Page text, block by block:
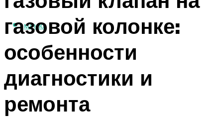
МЕНЮ
газовой колонке:
особенности
диагностики и
ремонта